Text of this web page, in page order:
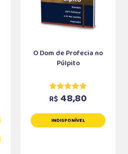
O Dom de Profecia no
Púlpito
R$ 48,80
INDISPONÍVEL